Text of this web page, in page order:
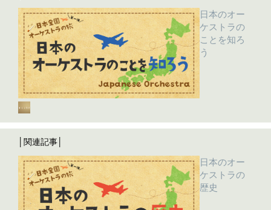
日本のオー
ケストラの
ことを知ろ
う
│関連記事│
日本のオー
ケストラの
歴史